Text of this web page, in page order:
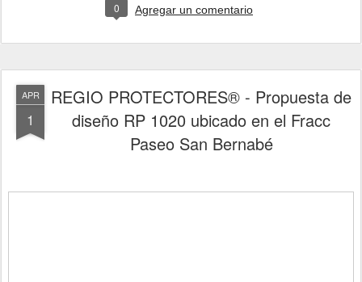
0 Agregar un comentario
APR
1
REGIO PROTECTORES® - Propuesta de
diseño RP 1020 ubicado en el Fracc
Paseo San Bernabé